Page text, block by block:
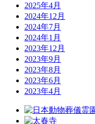
2025年4月
2024年12月
2024年7月
2024年1月
2023年12月
2023年9月
2023年8月
2023年6月
2023年4月